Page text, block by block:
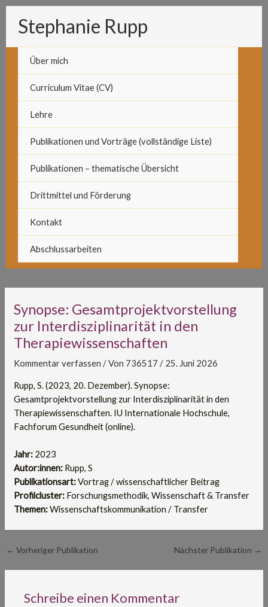
Zum
Inhalt
springenStephanie Rupp
Über mich
Curriculum Vitae (CV)
Lehre
Publikationen und Vorträge (vollständige Liste)
Publikationen – thematische Übersicht
Drittmittel und Förderung
Kontakt
Abschlussarbeiten
Synopse: Gesamtprojektvorstellung
zur Interdisziplinarität in den
Therapiewissenschaften
Kommentar verfassen / Von 736517 / 25. Juni 2026
Rupp, S. (2023, 20. Dezember). Synopse:
Gesamtprojektvorstellung zur Interdisziplinarität in den
Therapiewissenschaften. IU Internationale Hochschule,
Fachforum Gesundheit (online).
Jahr:2023
Autor:innen:Rupp, S
Publikationsart:Vortrag / wissenschaftlicher Beitrag
Profilcluster:Forschungsmethodik, Wissenschaft & Transfer
Themen:Wissenschaftskommunikation / Transfer
← Vorheriger Publikation Nächster Publikation →
Schreibe einen Kommentar